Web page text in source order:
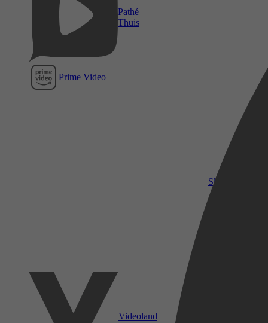
Pathé
Thuis
Prime Video
SkyShowtime
Videoland